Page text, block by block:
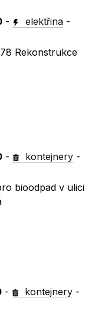
- elektřina -
Rekonstrukce
- kontejnery -
bioodpad v ulici
- kontejnery -